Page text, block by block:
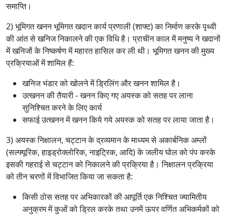
समाप्ति।
2) भूमिगत खनन भूमिगत खदान कार्य प्रणाली (शाफ्ट) का निर्माण करके पृथ्वी
की आंत से खनिज निकालने की एक विधि है। प्राचीन काल में मनुष्य ने खदानों
में खनिजों के निष्कर्षण में महारत हासिल कर ली थी। भूमिगत खनन की मुख्य
प्रक्रियाओं में शामिल हैं:
खनिज भंडार को खोलने में ड्रिलिंग और खनन शामिल है।
उत्खनन की तैयारी - खनन किए गए अयस्क को सतह पर लाना
सुनिश्चित करने के लिए कार्य
सफाई उत्खनन में खनन किये गये अयस्क को सतह पर लाया जाता है।
3) अयस्क निक्षालन, चट्टान के द्रव्यमान के माध्यम से अकार्बनिक अम्लों
(सल्फ्यूरिक, हाइड्रोक्लोरिक, नाइट्रिक, आदि) के जलीय घोल को पंप करके
इसकी गहराई से चट्टान को निकालने की प्रक्रिया है। निक्षालन प्रक्रिया
को तीन चरणों में विभाजित किया जा सकता है:
किसी ठोस सतह पर अभिकारकों की आपूर्ति एक निश्चित ज्यामितीय
अनुक्रम में कुओं को ड्रिल करके तथा उनमें ऊपर वर्णित अभिकर्मकों को